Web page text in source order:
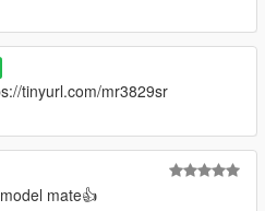
tinyurl.com/mr3829sr
mate👍